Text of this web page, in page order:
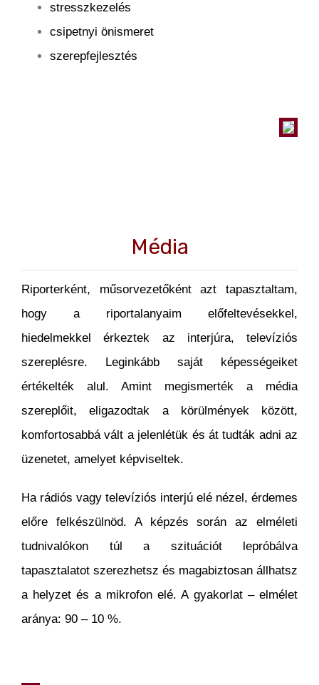
stresszkezelés
csipetnyi önismeret
szerepfejlesztés
Média
Riporterként, műsorvezetőként azt tapasztaltam,
hogy a riportalanyaim előfeltevésekkel,
hiedelmekkel érkeztek az interjúra, televíziós
szereplésre. Leginkább saját képességeiket
értékelték alul. Amint megismerték a média
szereplőit, eligazodtak a körülmények között,
komfortosabbá vált a jelenlétük és át tudták adni az
üzenetet, amelyet képviseltek.
Ha rádiós vagy televíziós interjú elé nézel, érdemes
előre felkészülnöd. A képzés során az elméleti
tudnivalókon túl a szituációt lepróbálva
tapasztalatot szerezhetsz és magabiztosan állhatsz
a helyzet és a mikrofon elé. A gyakorlat – elmélet
aránya: 90 – 10 %.